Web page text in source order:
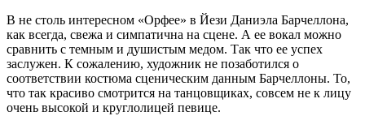
В не столь интересном «Орфее» в Йези Даниэла Барчеллона,
как всегда, свежа и симпатична на сцене. А ее вокал можно
сравнить с темным и душистым медом. Так что ее успех
заслужен. К сожалению, художник не позаботился о
соответствии костюма сценическим данным Барчеллоны. То,
что так красиво смотрится на танцовщиках, совсем не к лицу
очень высокой и круглолицей певице.